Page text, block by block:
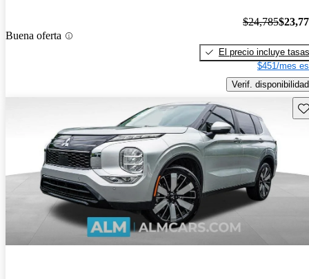
Buena oferta
$24,785
El precio incluye tasas
$451/mes
Verif. disponibilidad